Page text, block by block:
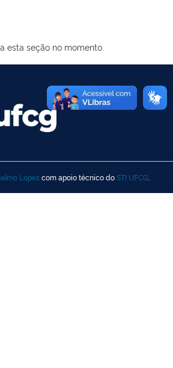
esta seção no momento.
Lopescom apoio técnico doSTI UFCG.